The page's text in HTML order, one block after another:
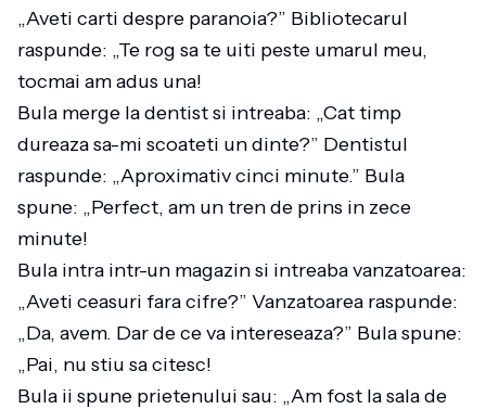
„Aveti carti despre paranoia?” Bibliotecarul
raspunde: „Te rog sa te uiti peste umarul meu,
tocmai am adus una!
Bula merge la dentist si intreaba: „Cat timp
dureaza sa-mi scoateti un dinte?” Dentistul
raspunde: „Aproximativ cinci minute.” Bula
spune: „Perfect, am un tren de prins in zece
minute!
Bula intra intr-un magazin si intreaba vanzatoarea:
„Aveti ceasuri fara cifre?” Vanzatoarea raspunde:
„Da, avem. Dar de ce va intereseaza?” Bula spune:
„Pai, nu stiu sa citesc!
Bula ii spune prietenului sau: „Am fost la sala de